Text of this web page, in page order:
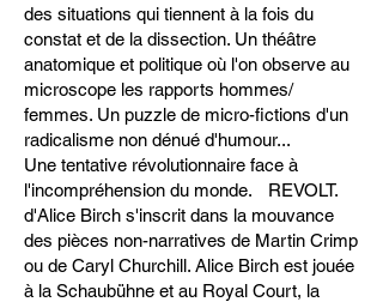
des situations qui tiennent à la fois du
constat et de la dissection. Un théâtre
anatomique et politique où l'on observe au
microscope les rapports hommes/
femmes. Un puzzle de micro-fictions d'un
radicalisme non dénué d'humour...
Une tentative révolutionnaire face à
l'incompréhension du monde. REVOLT.
d'Alice Birch s'inscrit dans la mouvance
des pièces non-narratives de Martin Crimp
ou de Caryl Churchill. Alice Birch est jouée
à la Schaubühne et au Royal Court, la